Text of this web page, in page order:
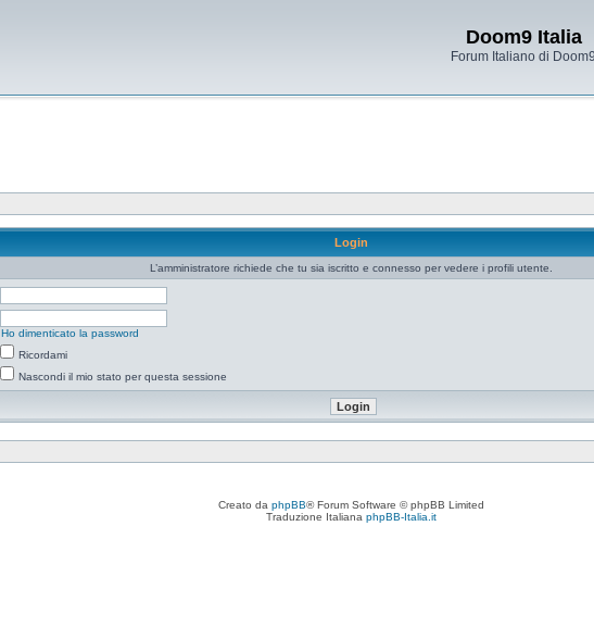
Doom9 Italia
Forum Italiano di Doom9
Login
L’amministratore richiede che tu sia iscritto e connesso per vedere i profili utente.
Ho dimenticato la password
Ricordami
Nascondi il mio stato per questa sessione
Creato da phpBB® Forum Software © phpBB Limited
Traduzione Italiana phpBB-Italia.it